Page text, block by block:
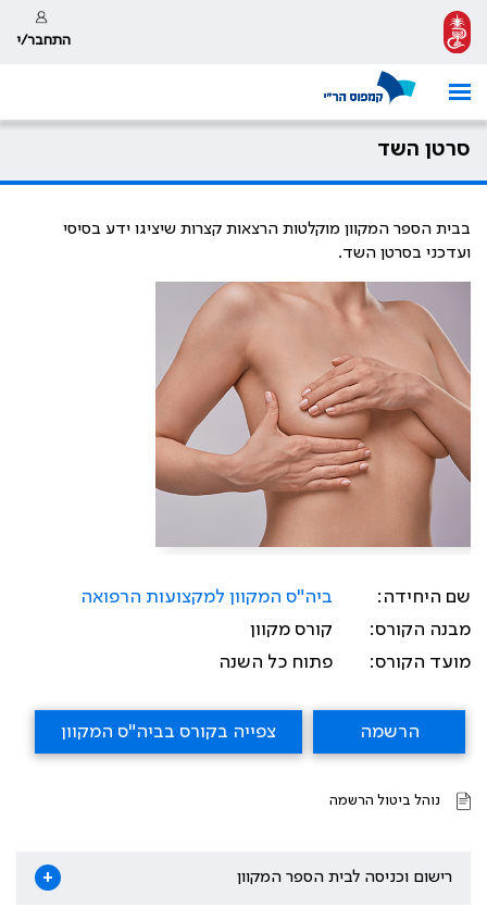
התחבר/י
סרטן השד
בבית הספר המקוון מוקלטות הרצאות קצרות שיציגו ידע בסיסי
ועדכני בסרטן השד.
שם היחידה:
ביה"ס המקוון למקצועות הרפואה
מבנה הקורס:
קורס מקוון
מועד הקורס:
פתוח כל השנה
הרשמה צפייה בקורס בביה"ס המקוון
נוהל ביטול הרשמה
רישום וכניסה לבית הספר המקוון +